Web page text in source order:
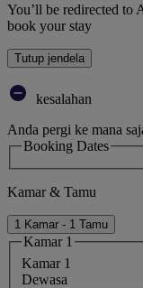
You’ll be redirected to
book your stay
Tutup jendela
kesalahan
Anda pergi ke mana
Booking Dates
Kamar & Tamu
1 Kamar - 1 Tamu
Kamar 1
Kamar 1
Dewasa